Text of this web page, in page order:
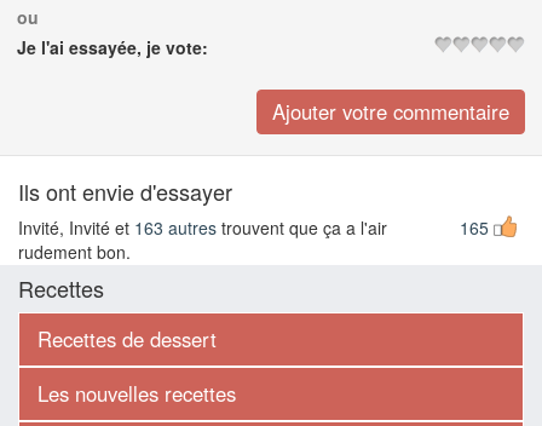
ou
Je l'ai essayée, je vote:
Ils ont envie d'essayer
165
Invité, Invité et 163 autres trouvent que ça a l'air
rudement bon.
Recettes
Recettes de dessert
Les nouvelles recettes